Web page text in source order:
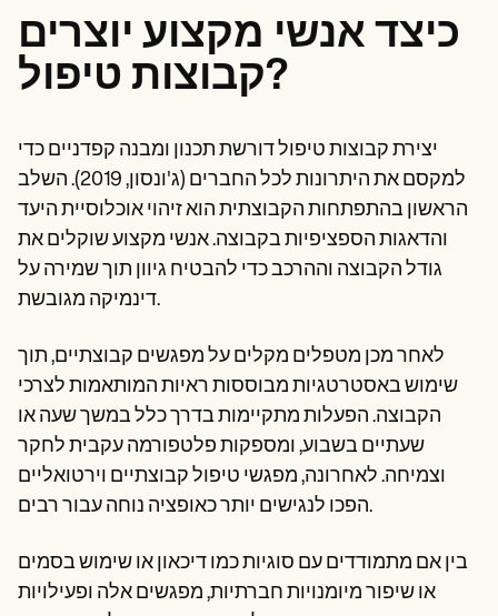
כיצד אנשי מקצוע יוצרים
קבוצות טיפול?
יצירת קבוצות טיפול דורשת תכנון ומבנה קפדניים כדי
למקסם את היתרונות לכל החברים (ג'ונסון, 2019). השלב
הראשון בהתפתחות הקבוצתית הוא זיהוי אוכלוסיית היעד
והדאגות הספציפיות בקבוצה. אנשי מקצוע שוקלים את
גודל הקבוצה וההרכב כדי להבטיח גיוון תוך שמירה על
דינמיקה מגובשת.
לאחר מכן מטפלים מקלים על מפגשים קבוצתיים, תוך
שימוש באסטרטגיות מבוססות ראיות המותאמות לצרכי
הקבוצה. הפעלות מתקיימות בדרך כלל במשך שעה או
שעתיים בשבוע, ומספקות פלטפורמה עקבית לחקר
וצמיחה. לאחרונה, מפגשי טיפול קבוצתיים וירטואליים
הפכו לנגישים יותר כאופציה נוחה עבור רבים.
בין אם מתמודדים עם סוגיות כמו דיכאון או שימוש בסמים
או שיפור מיומנויות חברתיות, מפגשים אלה ופעילויות